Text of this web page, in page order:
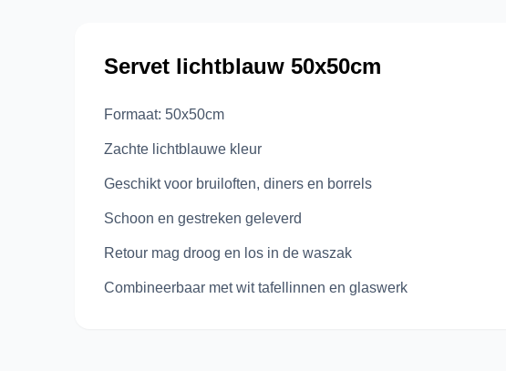
Servet lichtblauw 50x50cm
Formaat: 50x50cm
Zachte lichtblauwe kleur
Geschikt voor bruiloften, diners en borrels
Schoon en gestreken geleverd
Retour mag droog en los in de waszak
Combineerbaar met wit tafellinnen en glaswerk